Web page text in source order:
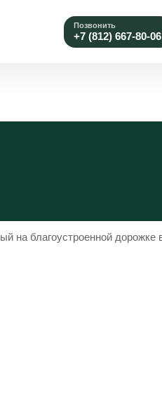
Позвонить
+7 (812) 667-80-06